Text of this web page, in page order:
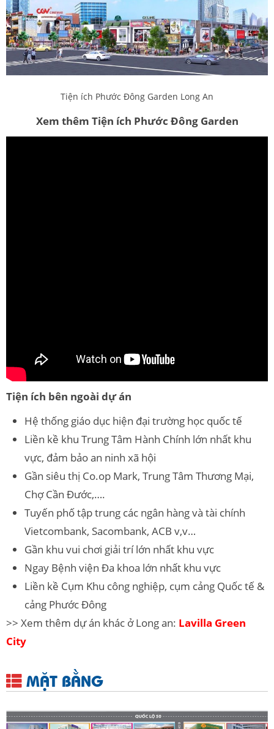
Tiện ích Phước Đông Garden Long An
Xem thêm Tiện ích Phước Đông Garden
Tiện ích bên ngoài dự án
Hệ thống giáo dục hiện đại trường học quốc tế
Liền kề khu Trung Tâm Hành Chính lớn nhất khu
vực, đảm bảo an ninh xã hội
Gần siêu thị Co.op Mark, Trung Tâm Thương Mại,
Chợ Cần Đước,….
Tuyến phố tập trung các ngân hàng và tài chính
Vietcombank, Sacombank, ACB v,v…
Gần khu vui chơi giải trí lớn nhất khu vực
Ngay Bệnh viện Đa khoa lớn nhất khu vực
Liền kề Cụm Khu công nghiệp, cụm cảng Quốc tế &
cảng Phước Đông
>> Xem thêm dự án khác ở Long an: Lavilla Green
City
MẶT BẰNG